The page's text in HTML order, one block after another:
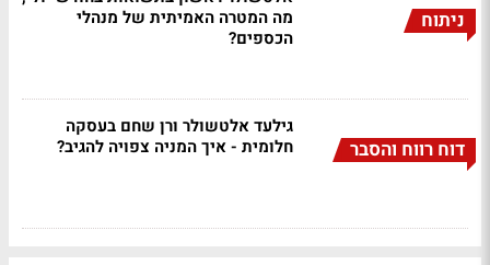
ניתוח
מה המטרה האמיתית של מנהלי
הכספים?
דוח רווח והסבר
גילעד אלטשולר ורן שחם בעסקה
חלומית - איך המניה צפויה להגיב?